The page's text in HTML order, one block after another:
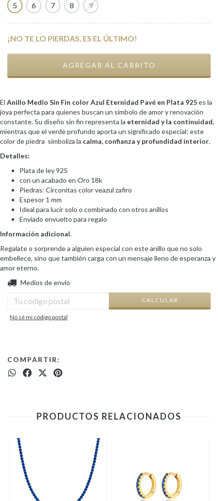
5 6 7 8 9
¡NO TE LO PIERDAS, ES EL ÚLTIMO!
El Anillo Medio Sin Fin color Azul Eternidad Pavé en Plata 925es la
joya perfecta para quienes buscan un símbolo de amor y renovación
constante. Su diseño sin fin representa la eternidad y la continuidad,
mientras que el verde profundo aporta un significado especial: este
color de piedra simboliza la calma, confianza y profundidad interior.
Detalles:
Plata de ley 925
con un acabado en Oro 18k
Piedras: Circonitas color veazul zafiro
Espesor 1 mm
Ideal para lucir solo o combinado con otros anillos
Enviado envuelto para regalo
Información adicional.
Regalate o sorprende a alguien especial con este anillo que no solo
embellece, sino que también carga con un mensaje lleno de esperanza y
amor eterno.
Entregas para el CP:
Medios de envío
CALCULAR
No sé mi código postal
COMPARTIR:
PRODUCTOS RELACIONADOS